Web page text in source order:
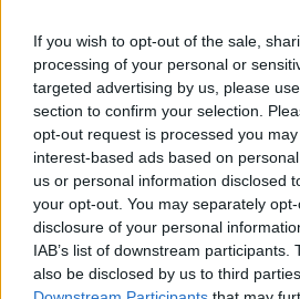
If you wish to opt-out of the sale,
processing of your personal or
targeted advertising by us, please
section to confirm your selection.
opt-out request is processed you
interest-based ads based on
us or personal information disclosed
your opt-out. You may separately
disclosure of your personal
IAB’s list of downstream participants.
also be disclosed by us to third
Τσούξιμο στην ούρηση: 5
Το αίσθημα «καψίματος» κατά την
πολύ κοινό σύμπτωμα που
πολλές διαφορετικές αιτίες,